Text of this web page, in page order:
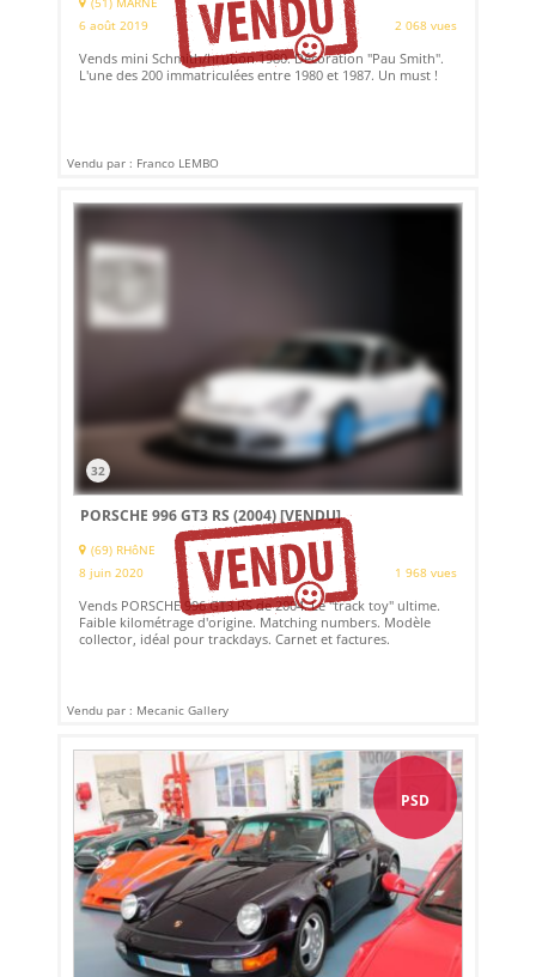
6 août 2019
2 068 vues
Vends mini Schmith/hrubon 1980. Décoration "Pau Smith".
L'une des 200 immatriculées entre 1980 et 1987. Un must !
Vendu par : Franco LEMBO
32
PORSCHE 996 GT3 RS (2004)[VENDU]
(69) RHôNE
8 juin 2020
1 968 vues
Vends PORSCHE 996 GT3 RS de 2004. Le "track toy" ultime.
Faible kilométrage d'origine. Matching numbers. Modèle
collector, idéal pour trackdays. Carnet et factures.
Vendu par : Mecanic Gallery
PSD